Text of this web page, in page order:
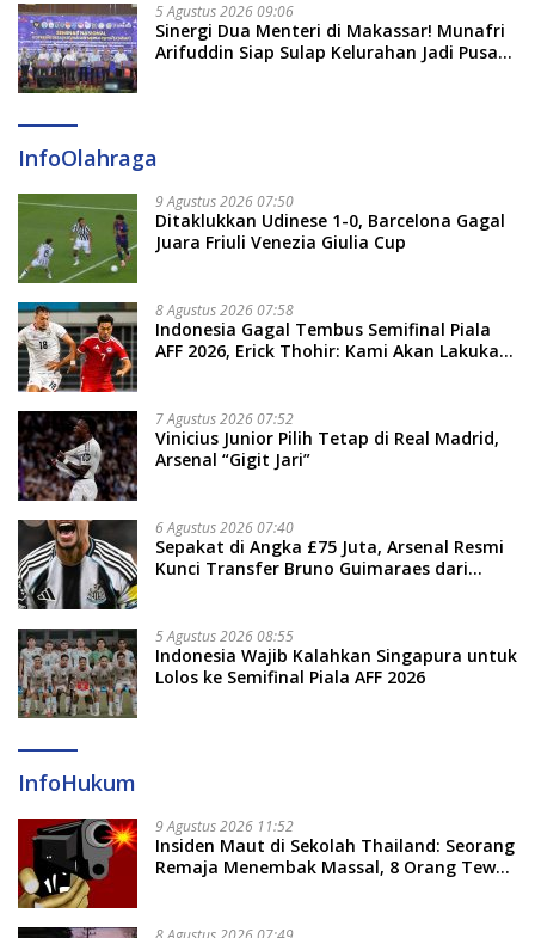
5 Agustus 2026 09:06
Sinergi Dua Menteri di Makassar! Munafri
Arifuddin Siap Sulap Kelurahan Jadi Pusat
InfoOlahraga
9 Agustus 2026 07:50
Ditaklukkan Udinese 1-0, Barcelona Gagal
Juara Friuli Venezia Giulia Cup
8 Agustus 2026 07:58
Indonesia Gagal Tembus Semifinal Piala
AFF 2026, Erick Thohir: Kami Akan Lakukan
7 Agustus 2026 07:52
Vinicius Junior Pilih Tetap di Real Madrid,
Arsenal “Gigit Jari”
6 Agustus 2026 07:40
Sepakat di Angka £75 Juta, Arsenal Resmi
Kunci Transfer Bruno Guimaraes dari
5 Agustus 2026 08:55
Indonesia Wajib Kalahkan Singapura untuk
Lolos ke Semifinal Piala AFF 2026
InfoHukum
9 Agustus 2026 11:52
Insiden Maut di Sekolah Thailand: Seorang
Remaja Menembak Massal, 8 Orang Tewas